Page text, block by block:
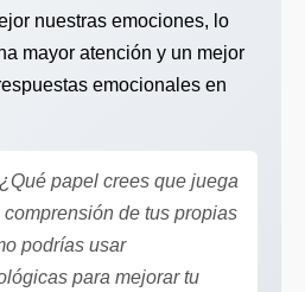
nuestras emociones, lo
mayor atención y un mejor
emocionales en
¿Qué papel crees que juega
de tus propias
podrías usar
para mejorar tu